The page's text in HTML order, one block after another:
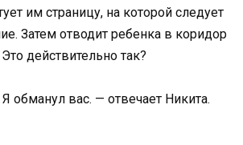
им страницу, на которой следует
Затем отводит ребенка в коридор
действительно так?
обманул вас. — отвечает Никита.